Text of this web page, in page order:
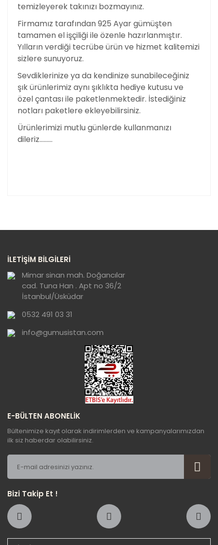
temizleyerek takınızı bozmayınız.
Firmamız tarafından 925 Ayar gümüşten
tamamen el işçiliği ile özenle hazırlanmıştır.
Yılların verdiği tecrübe ürün ve hizmet kalitemizi
sizlere sunuyoruz.
Sevdiklerinize ya da kendinize sunabileceğiniz
şık ürünlerimiz aynı şıklıkta hediye kutusu ve
özel çantası ile paketlenmektedir. İstediğiniz
notları paketlere ekleyebilirsiniz.
Ürünlerimizi mutlu günlerde kullanmanızı
dileriz………
görüntülenemiyor.
Ürün açıklamasında eksik bilgiler bulunuyor.
Ürün bilgilerinde hatalar bulunuyor.
Ürün fiyatı diğer sitelerden daha pahalı.
Bu ürüne benzer farklı alternatifler olmalı.
Gönder
İLETİŞİM BİLGİLERİ
Mimar sinan mah. Doğancılar
cad. Tuna Han . Apt no 36/2
İstanbul/Üsküdar
0532 491 03 31
info@gumusistan.com
E-BÜLTEN ABONELİK
Bültenimize kayıt olarak indirimlerden ve kampanyalarımızdan
ilk siz haberdar olabilirsiniz.
Bizi Takip Et !